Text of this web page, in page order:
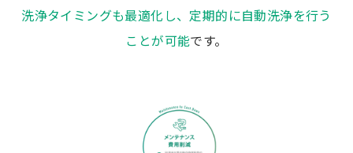
洗浄タイミングも最適化し、定期的に自動洗浄を行う
ことが可能です。